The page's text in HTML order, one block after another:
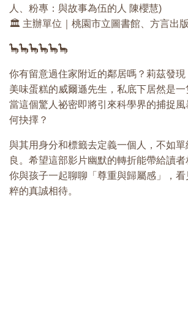
人、粉專：與故事為伍的人 陳櫻慧)
🏛 主辦單位｜桃園市立圖書館、方言出
🦕🦕🦕🦕🦕🦕
你有留意過住家附近的鄰居嗎？莉茲發
美味蛋糕的威爾遜先生，私底下居然是一
當這個驚人祕密即將引來科學界的捕捉
何抉擇？
與其用身分和標籤去定義一個人，不如
良。希望這部影片幽默的轉折能帶給讀
你與孩子一起聊聊「尊重與歸屬感」，
粹的真誠相待。